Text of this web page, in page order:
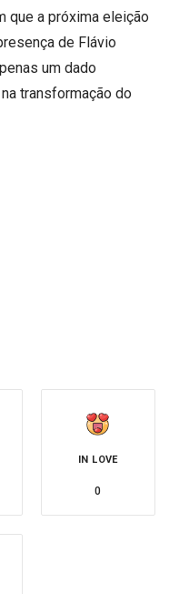
que a próxima eleição
de Flávio
um dado
transformação do
IN LOVE
0